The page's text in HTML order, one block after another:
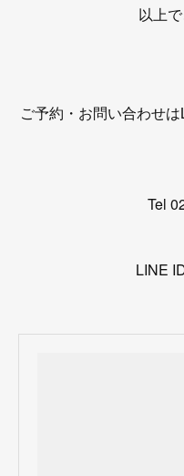
以上で
ご予約・お問い合わせ
Tel
LINE